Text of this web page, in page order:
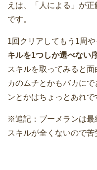
えは、「人による」が正
です。
1回クリアしてもう1周
キルを1つしか選べない
スキルを取ってみると
カのムチとかもバカに
ンとかはちょっとあれで
※追記：ブーメランは最
スキルが全くないので苦